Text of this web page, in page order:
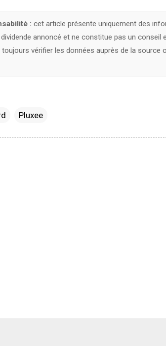
: cet article présente uniquement des
annoncé et ne constitue pas un conseil
vérifier les données auprès de la source
Pluxee